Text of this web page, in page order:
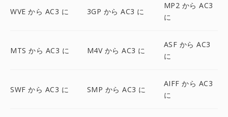
WVE から AC3 に 3GP から AC3 に
MP2 から AC3
に
MTS から AC3 に M4V から AC3 に
ASF から AC3
に
SWF から AC3 に SMP から AC3 に
AIFF から AC3
に